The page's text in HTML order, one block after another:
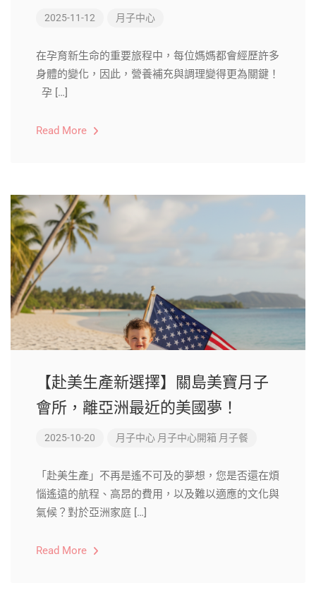
2025-11-12 月子中心
在孕育新生命的重要旅程中，每位媽媽都會經歷許多
身體的變化，因此，營養補充與調理變得更為關鍵！
孕 […]
Read More
【赴美生產新選擇】關島美寶月子
會所，離亞洲最近的美國夢！
2025-10-20 月子中心 月子中心開箱 月子餐
「赴美生產」不再是遙不可及的夢想，您是否還在煩
惱遙遠的航程、高昂的費用，以及難以適應的文化與
氣候？對於亞洲家庭 […]
Read More